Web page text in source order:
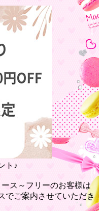
ト♪
ス～フリーのお客様は
でご案内させていただき